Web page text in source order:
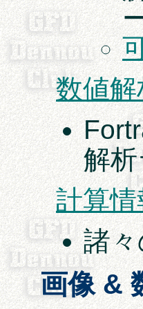
数値
解
計算
諸
画像 &